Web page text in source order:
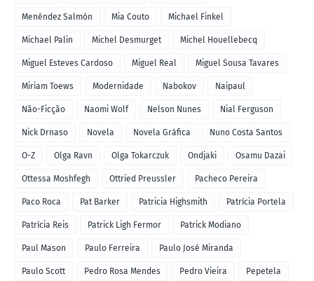
Menéndez Salmón Mia Couto Michael Finkel
Michael Palin Michel Desmurget Michel Houellebecq
Miguel Esteves Cardoso Miguel Real Miguel Sousa Tavares
Miriam Toews Modernidade Nabokov Naipaul
Não-Ficção Naomi Wolf Nelson Nunes Nial Ferguson
Nick Drnaso Novela Novela Gráfica Nuno Costa Santos
O-Z Olga Ravn Olga Tokarczuk Ondjaki Osamu Dazai
Ottessa Moshfegh Ottried Preussler Pacheco Pereira
Paco Roca Pat Barker Patricia Highsmith Patrícia Portela
Patrícia Reis Patrick Ligh Fermor Patrick Modiano
Paul Mason Paulo Ferreira Paulo José Miranda
Paulo Scott Pedro Rosa Mendes Pedro Vieira Pepetela